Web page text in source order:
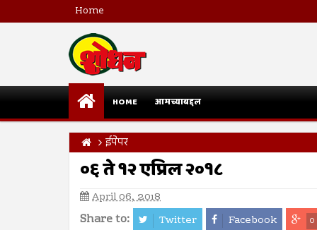
Home
HOME आमच्याबद्दल
ईपेपर
०६ ते १२ एप्रिल २०१८
April 06, 2018
Share to: Twitter Facebook 0